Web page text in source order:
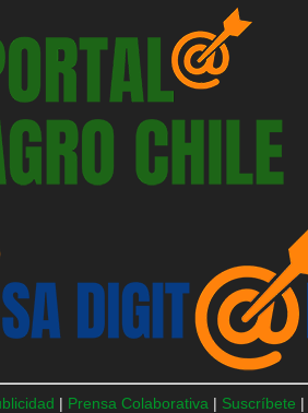
| Prensa Colaborativa | Suscríbete |